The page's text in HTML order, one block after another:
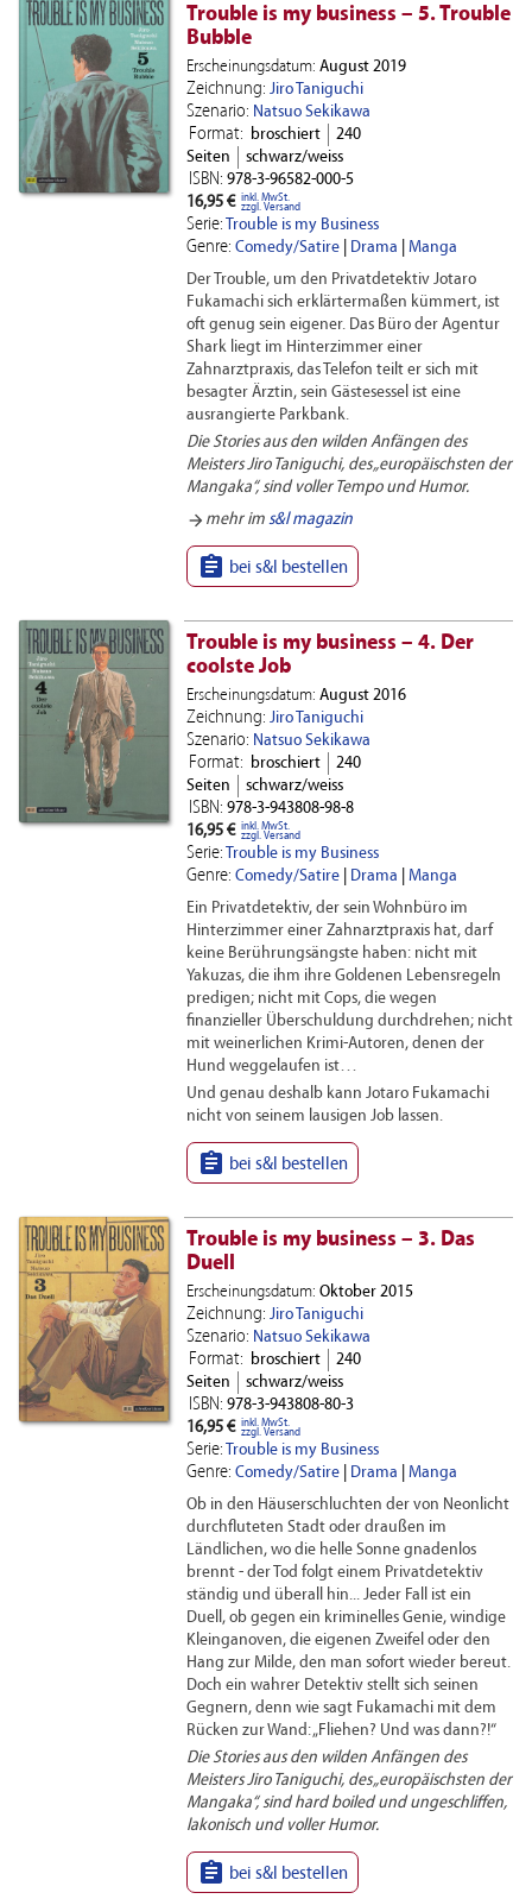
Trouble is my business – 5. Trouble
Bubble
Erscheinungsdatum: August 2019
Zeichnung: Jiro Taniguchi
Szenario: Natsuo Sekikawa
Format: broschiert
240
Seiten
schwarz/weiss
ISBN: 978-3-96582-000-5
16,95 € inkl. MwSt.
zzgl. Versand
Serie: Trouble is my Business
Genre: Comedy/Satire| Drama
Manga
Der Trouble, um den Privatdetektiv Jotaro
Fukamachi sich erklärtermaßen kümmert, ist
oft genug sein eigener. Das Büro der Agentur
Shark liegt im Hinterzimmer einer
Zahnarztpraxis, das Telefon teilt er sich mit
besagter Ärztin, sein Gästesessel ist eine
ausrangierte Parkbank.
Die Stories aus den wilden Anfängen des
Meisters Jiro Taniguchi, des „europäischsten der
Mangaka“, sind voller Tempo und Humor.
arrow_forward mehr im s&l magazin
 bei s&l bestellen
Trouble is my business – 4. Der
coolste Job
Erscheinungsdatum: August 2016
Zeichnung: Jiro Taniguchi
Szenario: Natsuo Sekikawa
Format: broschiert
240
Seiten
schwarz/weiss
ISBN: 978-3-943808-98-8
16,95 € inkl. MwSt.
zzgl. Versand
Serie: Trouble is my Business
Genre: Comedy/Satire| Drama
Manga
Ein Privatdetektiv, der sein Wohnbüro im
Hinterzimmer einer Zahnarztpraxis hat, darf
keine Berührungsängste haben: nicht mit
Yakuzas, die ihm ihre Goldenen Lebensregeln
predigen; nicht mit Cops, die wegen
finanzieller Überschuldung durchdrehen; nicht
mit weinerlichen Krimi-Autoren, denen der
Hund weggelaufen ist…
Und genau deshalb kann Jotaro Fukamachi
nicht von seinem lausigen Job lassen.
 bei s&l bestellen
Trouble is my business – 3. Das
Duell
Erscheinungsdatum: Oktober 2015
Zeichnung: Jiro Taniguchi
Szenario: Natsuo Sekikawa
Format: broschiert
240
Seiten
schwarz/weiss
ISBN: 978-3-943808-80-3
16,95 € inkl. MwSt.
zzgl. Versand
Serie: Trouble is my Business
Genre: Comedy/Satire| Drama
Manga
Ob in den Häuserschluchten der von Neonlicht
durchfluteten Stadt oder draußen im
Ländlichen, wo die helle Sonne gnadenlos
brennt - der Tod folgt einem Privatdetektiv
ständig und überall hin... Jeder Fall ist ein
Duell, ob gegen ein kriminelles Genie, windige
Kleinganoven, die eigenen Zweifel oder den
Hang zur Milde, den man sofort wieder bereut.
Doch ein wahrer Detektiv stellt sich seinen
Gegnern, denn wie sagt Fukamachi mit dem
Rücken zur Wand: „Fliehen? Und was dann?!“
Die Stories aus den wilden Anfängen des
Meisters Jiro Taniguchi, des „europäischsten der
Mangaka“, sind hard boiled und ungeschliffen,
lakonisch und voller Humor.
 bei s&l bestellen